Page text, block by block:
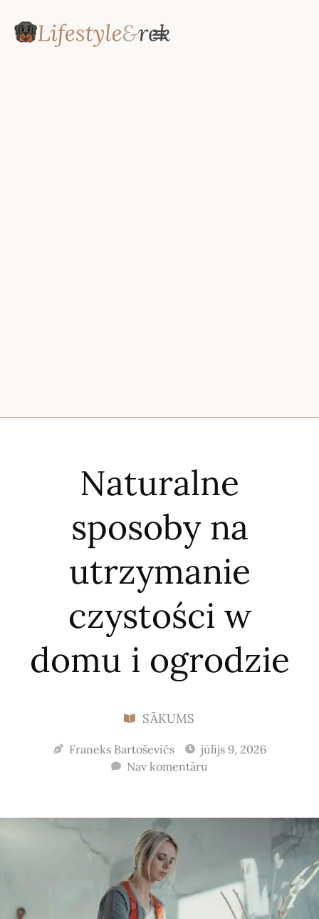
Naturalne
sposoby na
utrzymanie
czystości w
domu i ogrodzie
SĀKUMS
Franeks Bartoševičs
jūlijs 9, 2026
Nav komentāru